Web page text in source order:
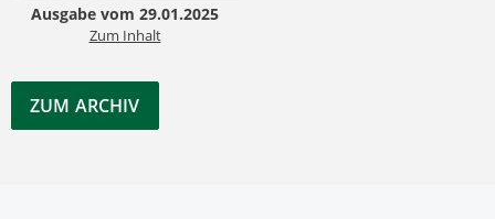
Ausgabe vom 29.01.2025
Zum Inhalt
ZUM ARCHIV